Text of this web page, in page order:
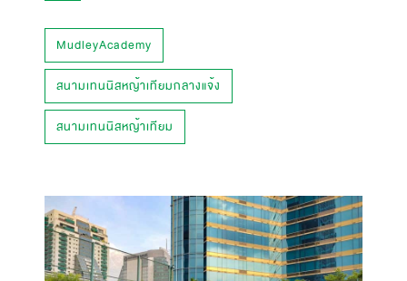
MudleyAcademy
สนามเทนนิสหญ้าเทียมกลางแจ้ง
สนามเทนนิสหญ้าเทียม